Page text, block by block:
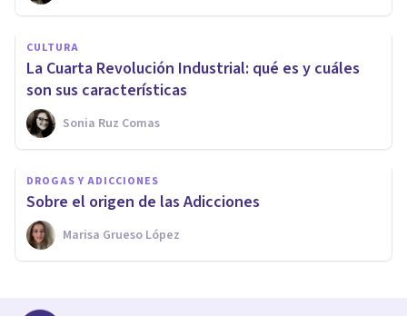
CULTURA
La Cuarta Revolución Industrial: qué es y cuáles
son sus características
Sonia Ruz Comas
DROGAS Y ADICCIONES
Sobre el origen de las Adicciones
Marisa Grueso López